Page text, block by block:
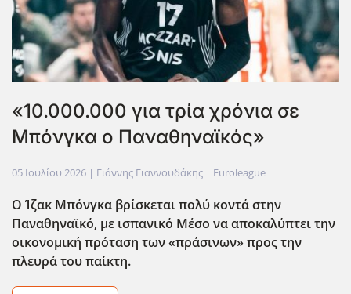
«10.000.000 για τρία χρόνια σε
Μπόνγκα ο Παναθηναϊκός»
05 Ιουλίου 2026 | Γιάννης Γιαννουδάκης | Euroleague
Ο Ίζακ Μπόνγκα βρίσκεται πολύ κοντά στην
Παναθηναϊκό, με ισπανικό Μέσο να αποκαλύπτει την
οικονομική πρόταση των «πράσινων» προς την
πλευρά του παίκτη.